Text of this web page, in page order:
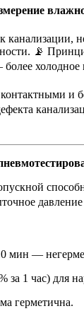
канализации,
📡
холодное
мин —
за 1 час) для
герметична.